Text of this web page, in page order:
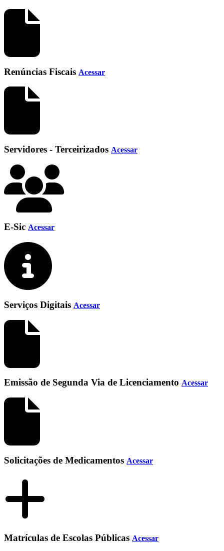
Renúncias Fiscais Acessar
Servidores - Terceirizados Acessar
E-Sic Acessar
Serviços Digitais Acessar
Emissão de Segunda Via de Licenciamento Acessar
Solicitações de Medicamentos Acessar
Matrículas de Escolas Públicas Acessar